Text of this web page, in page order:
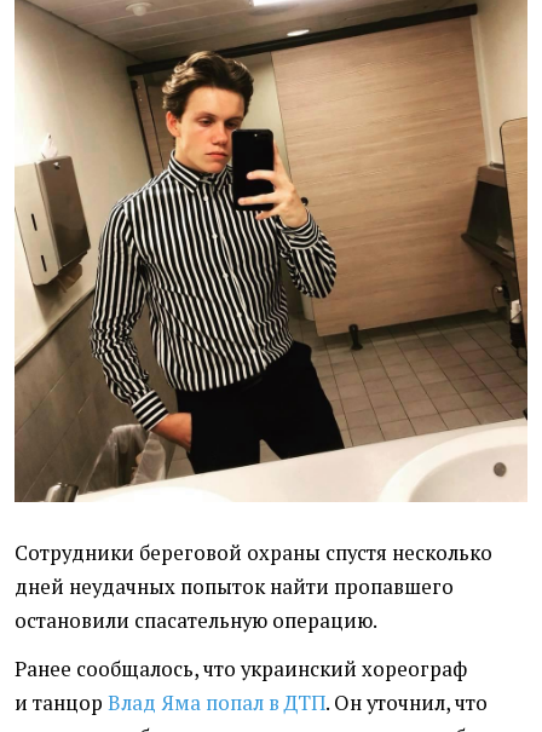
Сотрудники береговой охраны спустя несколько
дней неудачных попыток найти пропавшего
остановили спасательную операцию.
Ранее сообщалось, что украинский хореограф
и танцор Влад Яма попал в ДТП. Он уточнил, что